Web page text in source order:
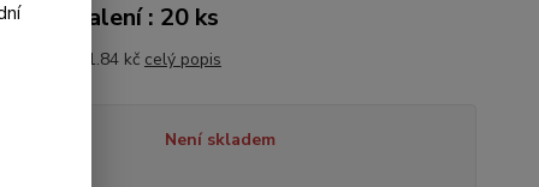
balení : 20 ks
1 kg je 671.84 kč celý popis
Není skladem